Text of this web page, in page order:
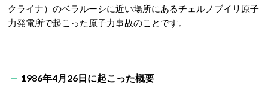
クライナ）のベラルーシに近い場所にあるチェルノブイリ原子
力発電所で起こった原子力事故のことです。
1986年4月26日に起こった概要